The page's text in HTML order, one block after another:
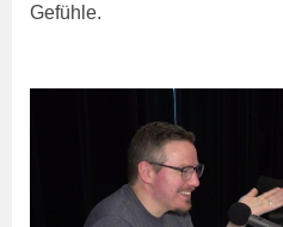
Gefühle.